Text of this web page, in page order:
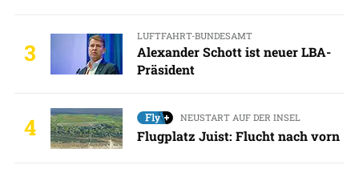
3
LUFTFAHRT-BUNDESAMT
Alexander Schott ist neuer LBA-
Präsident
4 NEUSTART AUF DER INSEL
Flugplatz Juist: Flucht nach vorn